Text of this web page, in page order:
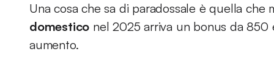
Una cosa che sa di paradossale è quella
domestico nel 2025 arriva un bonus da
aumento.